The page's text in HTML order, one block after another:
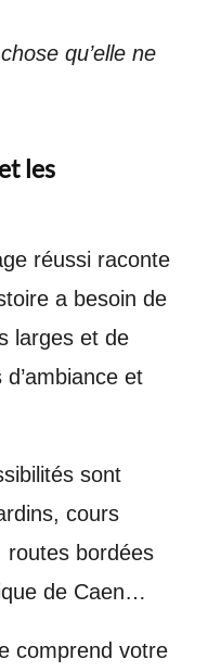
qu’elle ne
les
réussi raconte
a besoin de
larges et de
et
sont
cours
routes bordées
de Caen…
comprend votre